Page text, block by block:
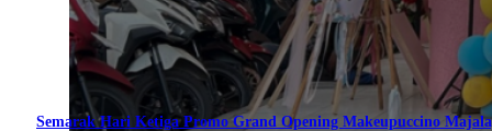
Semarak Hari Ketiga Promo Grand Opening Makeupuccino